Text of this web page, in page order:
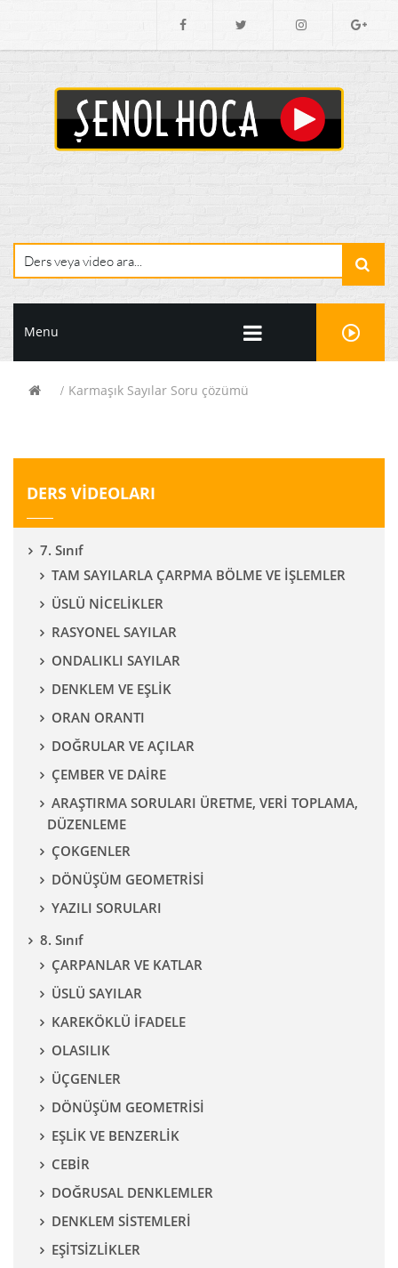
Menu
Karmaşık Sayılar Soru çözümü
DERS VİDEOLARI
7. Sınıf
TAM SAYILARLA ÇARPMA BÖLME VE İŞLEMLER
ÜSLÜ NİCELİKLER
RASYONEL SAYILAR
ONDALIKLI SAYILAR
DENKLEM VE EŞLİK
ORAN ORANTI
DOĞRULAR VE AÇILAR
ÇEMBER VE DAİRE
ARAŞTIRMA SORULARI ÜRETME, VERİ TOPLAMA,
DÜZENLEME
ÇOKGENLER
DÖNÜŞÜM GEOMETRİSİ
YAZILI SORULARI
8. Sınıf
ÇARPANLAR VE KATLAR
ÜSLÜ SAYILAR
KAREKÖKLÜ İFADELE
OLASILIK
ÜÇGENLER
DÖNÜŞÜM GEOMETRİSİ
EŞLİK VE BENZERLİK
CEBİR
DOĞRUSAL DENKLEMLER
DENKLEM SİSTEMLERİ
EŞİTSİZLİKLER